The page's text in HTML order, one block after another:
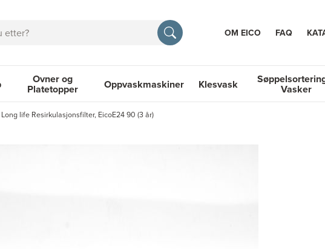
OM EICO FAQ
Ovner og
Platetopper
Ovner og Platetopper
Oppvaskmaskiner
Oppvaskmaskiner
Klesvask Vasker
Long life Resirkulasjonsfilter, EicoE24 90 (3 år)